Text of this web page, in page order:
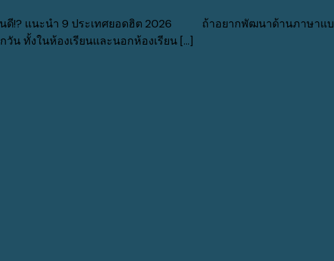
นดี!? แนะนำ 9 ประเทศยอดฮิต 2026 ถ้าอยากพัฒนาด้านภาษาแบ
น ทั้งในห้องเรียนและนอกห้องเรียน [...]